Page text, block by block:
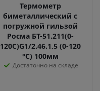
Термометр
биметаллический с
погружной гильзой
Росма БТ-51.211(0-
120С)G1/2.46.1,5 (0-120
°С) 100мм
Достаточно на складе